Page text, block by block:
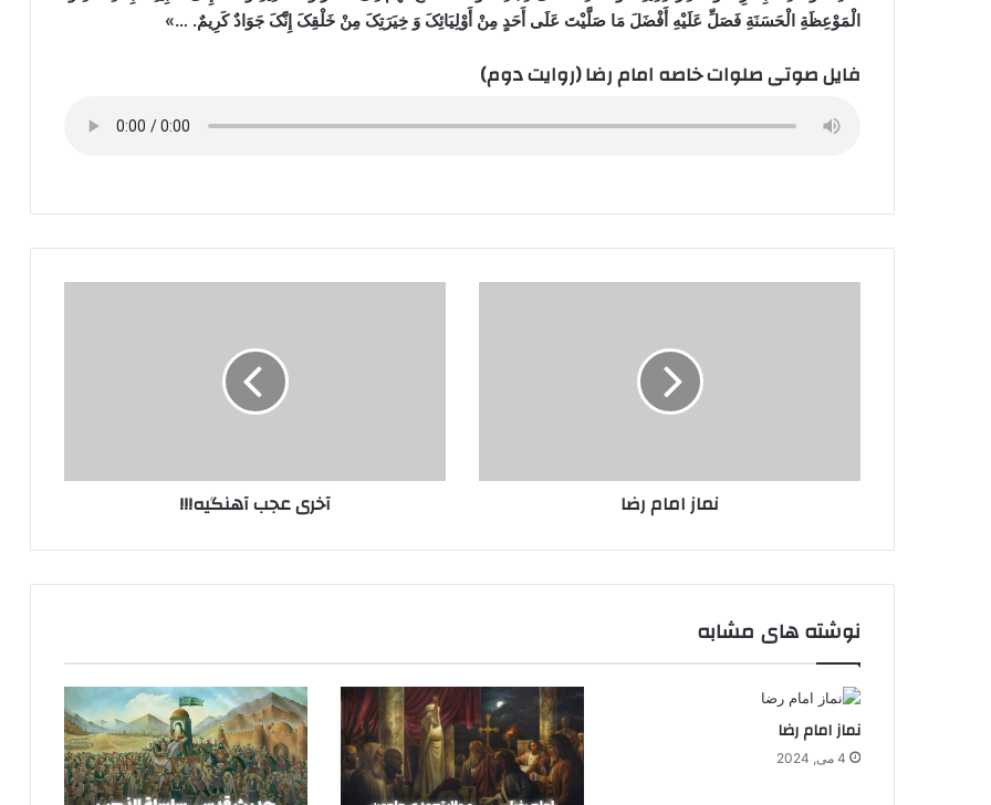
الْمَوْعِظَةِ الْحَسَنَةِ فَصَلِّ عَلَیْهِ أَفْضَلَ مَا صَلَّیْتَ عَلَی أَحَدٍ مِنْ أَوْلِیَائِکَ وَ خِیَرَتِکَ مِنْ خَلْقِکَ إِنَّکَ جَوَادٌ کَرِیمٌ. …»
فایل صوتی صلوات خاصه امام رضا (روایت دوم)
نماز امام رضا آخری عجب آهنگیه!!!
نوشته های مشابه
نماز امام رضا
4 می, 2024